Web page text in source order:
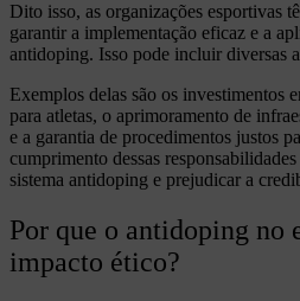
Dito isso, as organizações esportivas
garantir a implementação eficaz e a
antidoping. Isso pode incluir diversas
Exemplos delas são os investimentos
para atletas, o aprimoramento de
e a garantia de procedimentos justos
cumprimento dessas
sistema antidoping e prejudicar a
Por que o antidoping no
impacto ético?